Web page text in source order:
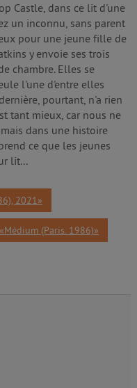
Castle, dans ce lit d'une
un inconnu, sans parent
pour une jeune fille de
y envoie ses trois
chambre. Elles se
l'une d'entre elles
pourtant, n'a rien
tant mieux, car nous ne
dans une histoire
ce que les jeunes
lit...
2021»
(Paris. 1986)»